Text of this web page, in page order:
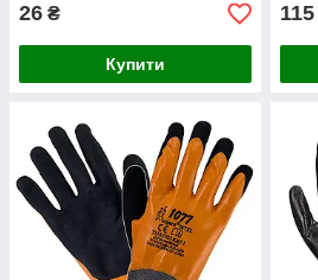
26 ₴
Купити
115